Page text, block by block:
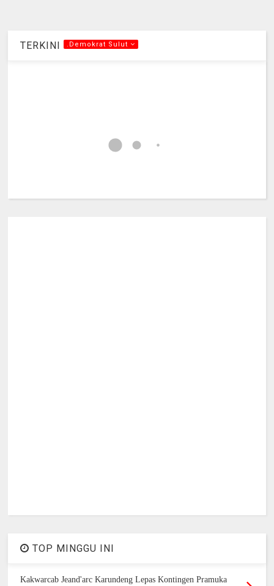
TERKINI .Demokrat Sulut
TOP MINGGU INI
Kakwarcab Jeand'arc Karundeng Lepas Kontingen Pramuka